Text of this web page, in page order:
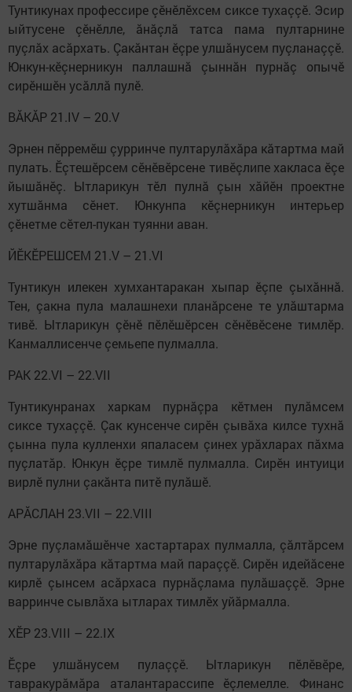
Тунтикунах профессире çӗнӗлӗхсем сиксе тухаççӗ. Эсир
ыйтусене çӗнӗлле, ăнăçлă татса пама пултарнине
пуçлăх асăрхать. Çакăнтан ӗçре улшăнусем пуçланаççӗ.
Юнкун-кӗçнерникун паллашнă çыннăн пурнăç опычӗ
сирӗншӗн усăллă пулӗ.
ВĂКĂР 21.IV – 20.V
Эрнен пӗрремӗш çурринче пултарулăхăра кăтартма май
пулать. Ӗçтешӗрсем сӗнӗвӗрсене тивӗçлипе хакласа ӗçе
йышăнӗç. Ытларикун тӗл пулнă çын хăйӗн проектне
хутшăнма сӗнет. Юнкунпа кӗçнерникун интерьер
çӗнетме сӗтел-пукан туянни аван.
ЙӖКӖРЕШСЕМ 21.V – 21.VI
Тунтикун илекен хумхантаракан хыпар ӗçпе çыхăннă.
Тен, çакна пула малашнехи планăрсене те улăштарма
тивӗ. Ытларикун çӗнӗ пӗлӗшӗрсен сӗнӗвӗсене тимлӗр.
Канмаллисенче çемьепе пулмалла.
РАК 22.VI – 22.VII
Тунтикунранах харкам пурнăçра кӗтмен пулăмсем
сиксе тухаççӗ. Çак кунсенче сирӗн çывăха килсе тухнă
çынна пула кулленхи япаласем çинех урăхларах пăхма
пуçлатăр. Юнкун ӗçре тимлӗ пулмалла. Сирӗн интуици
вирлӗ пулни çакăнта питӗ пулăшӗ.
АРĂСЛАН 23.VII – 22.VIII
Эрне пуçламăшӗнче хастартарах пулмалла, çăлтăрсем
пултарулăхăра кăтартма май параççӗ. Сирӗн идейăсене
кирлӗ çынсем асăрхаса пурнăçлама пулăшаççӗ. Эрне
варринче сывлăха ытларах тимлӗх уйăрмалла.
ХӖР 23.VIII – 22.IX
Ӗçре улшăнусем пулаççӗ. Ытларикун пӗлӗвӗре,
тавракурăмăра аталантарассипе ӗçлемелле. Финанс